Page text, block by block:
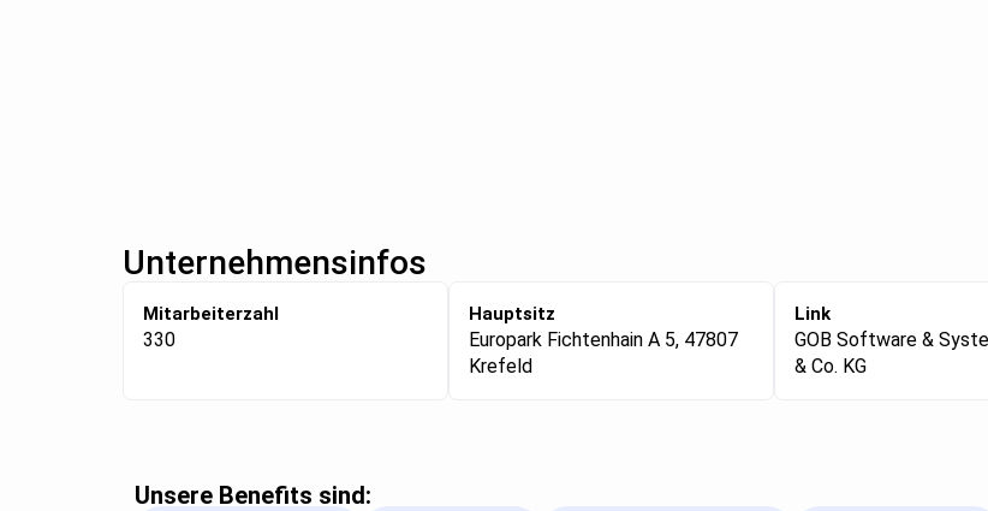
Unternehmensinfos
Mitarbeiterzahl
330
Hauptsitz
Europark Fichtenhain A 5, 47807
Krefeld
Link
GOB Software &
& Co. KG
Unsere Benefits sind: